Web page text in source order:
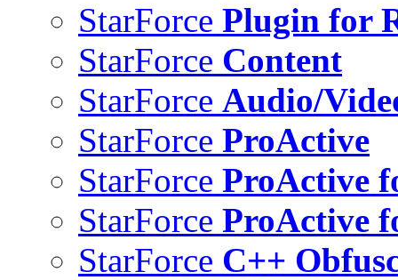
StarForce Plugin for
StarForce Content
StarForce Audio/
StarForce ProActive
StarForce ProActive
StarForce ProActive
StarForce C++